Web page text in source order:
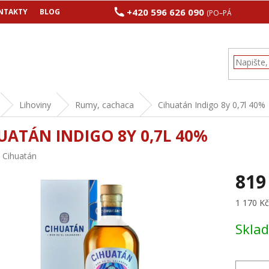
BLOG +420 596 626 090 (PO–PÁ 8:00–17:00)
Lihoviny Rumy, cachaca Cihuatán Indigo 8y 0,7l 40%
INDIGO 8Y 0,7L 40%
Cihuatán
Měrná
1 170